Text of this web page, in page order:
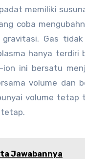
memiliki
coba
Gas
hanya terdiri
ini bersatu
volume dan
volume
tetap.
Jawabannya